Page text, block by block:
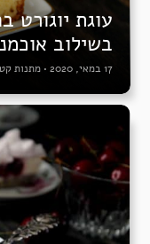
עוגת יוגורט
בשילוב
17 במאי, 2020 • מתנות